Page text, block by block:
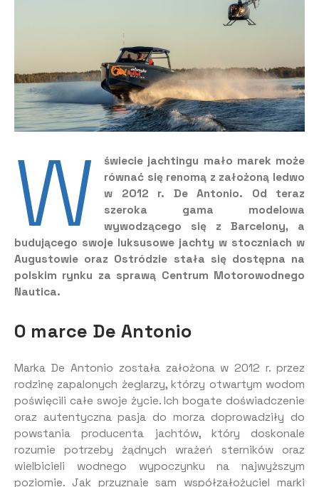
W
świecie jachtingu mało marek może
równać się renomą z założoną ledwo
w 2012 r. De Antonio. Od teraz
szeroka gama modelowa
wywodzącego się z Barcelony, a
budującego swoje luksusowe jachty w stoczniach w
Augustowie oraz Ostródzie stała się dostępna na
polskim rynku za sprawą Centrum Motorowodnego
Nautica.
O marce De Antonio
Marka De Antonio została założona w 2012 r. przez
rodzinę zapalonych żeglarzy, którzy otwartym wodom
poświęcili całe swoje życie. Ich bogate doświadczenie
oraz autentyczna pasja do morza doprowadziły do
powstania producenta jachtów, który doskonale
rozumie potrzeby żądnych wrażeń sterników oraz
wielbicieli wodnego wypoczynku na najwyższym
poziomie. Jak przyznaje sam współzałożyciel marki